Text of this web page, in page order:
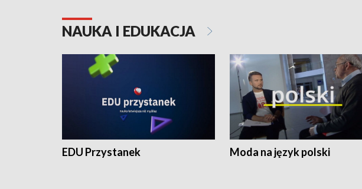
NAUKA I EDUKACJA
EDU Przystanek Moda na język polski